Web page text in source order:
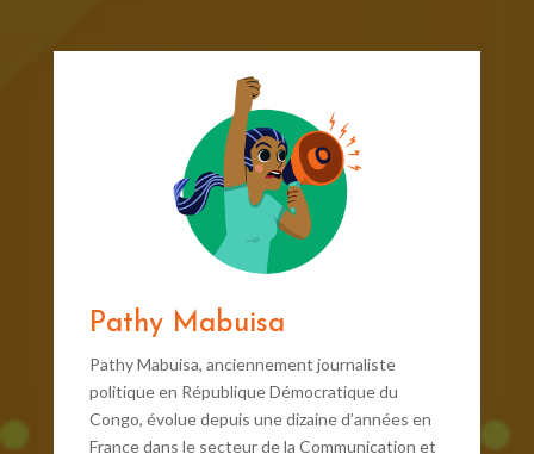
Pathy Mabuisa
Pathy Mabuisa, anciennement journaliste
politique en République Démocratique du
Congo, évolue depuis une dizaine d’années en
France dans le secteur de la Communication et